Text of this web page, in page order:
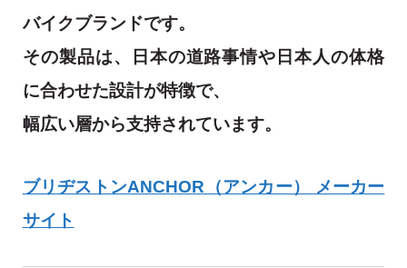
バイクブランドです。
その製品は、日本の道路事情や日本人の体格
に合わせた設計が特徴で、
幅広い層から支持されています。
ブリヂストンANCHOR（アンカー） メーカー
サイト